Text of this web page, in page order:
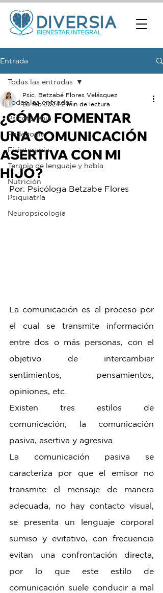
Entrada
Todas las entradas
Psicoterapia
Pedagogía
Fisioterapia
Terapia de lenguaje y habla
Nutrición
Psiquiatría
Neuropsicología
Todas las entradas
¿CÓMO FOMENTAR
UNA COMUNICACIÓN
ASERTIVA CON MI
HIJO?
Psic. Betzabé Flores Velásquez
28 feb 2024 2 min de lectura
Por: Psicóloga Betzabe Flores
La comunicación es el proceso por
el cual se transmite información
entre dos o más personas, con el
objetivo de intercambiar
sentimientos, pensamientos,
opiniones, etc.
Existen tres estilos de
comunicación; la comunicación
pasiva, asertiva y agresiva.
La comunicación pasiva se
caracteriza por que el emisor no
transmite el mensaje de manera
adecuada, no hay contacto visual,
se presenta un lenguaje corporal
sumiso y evitativo, con frecuencia
evitan una confrontación directa,
por lo que este estilo de
comunicación suele conducir a mal